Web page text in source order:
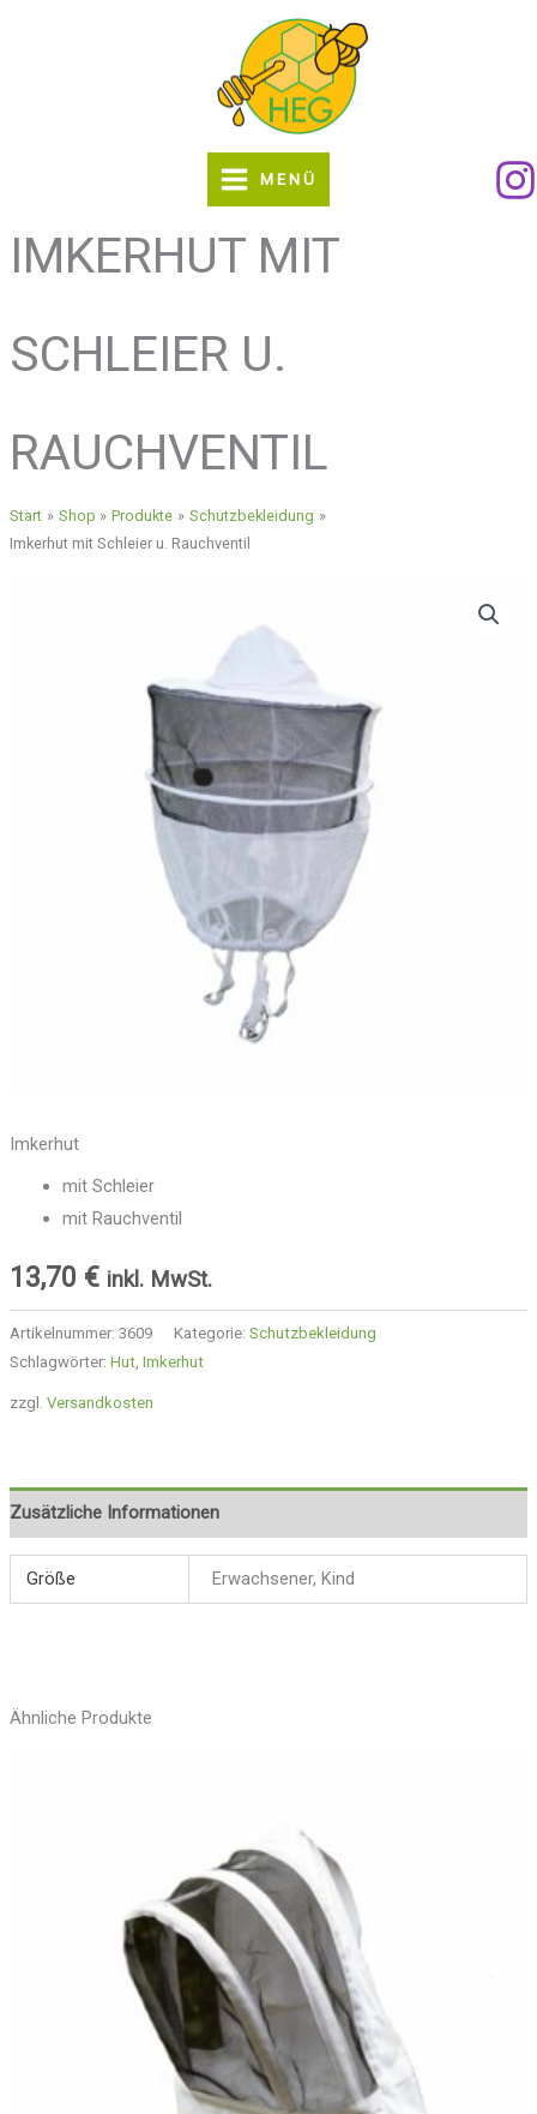
MENÜ
IMKERHUT MIT
SCHLEIER U.
RAUCHVENTIL
Start Shop Produkte
Schutzbekleidung
Imkerhut mit Schleier u. Rauchventil
Imkerhut
mit Schleier
mit Rauchventil
13,70 € inkl. MwSt.
Artikelnummer: 3609 Kategorie: Schutzbekleidung
Schlagwörter: Hut, Imkerhut
zzgl. Versandkosten
Zusätzliche Informationen
Größe Erwachsener, Kind
Ähnliche Produkte